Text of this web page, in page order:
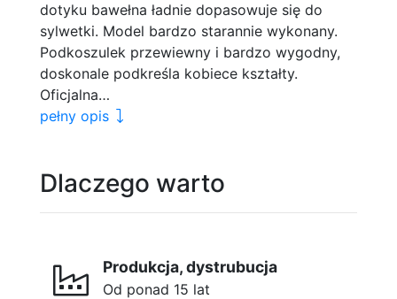
dotyku bawełna ładnie dopasowuje się do
sylwetki. Model bardzo starannie wykonany.
Podkoszulek przewiewny i bardzo wygodny,
doskonale podkreśla kobiece kształty.
Oficjalna…
pełny opis
Dlaczego warto
Produkcja, dystrubucja
Od ponad 15 lat